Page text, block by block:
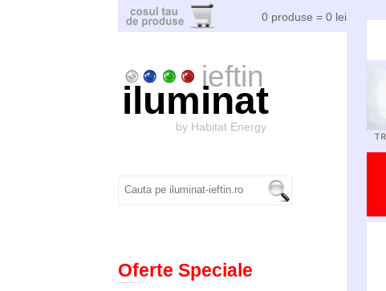
0 produse = 0 lei
ieftin
iluminat
by Habitat Energy
Oferte Speciale